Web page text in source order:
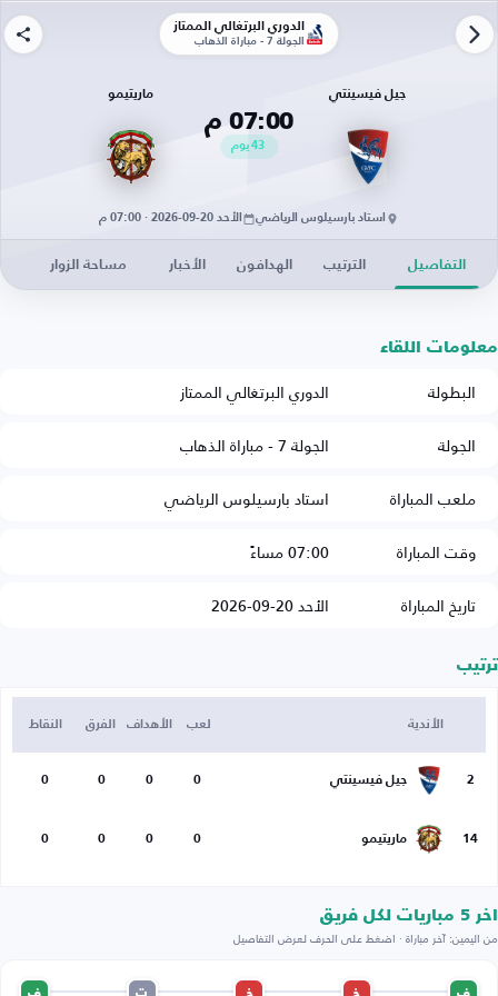
الدوري البرتغالي الممتاز
الجولة 7 - مباراة الذهاب
جيل فيسينتي
07:00 م
43يوم
ماريتيمو
استاد بارسيلوس الرياضي الأحد 20-09-2026 · 07:00 م
التفاصيل الترتيب الهدافون الأخبار مساحة الزوار
معلومات اللقاء
البطولة
الدوري البرتغالي الممتاز
الجولة
الجولة 7 - مباراة الذهاب
ملعب المباراة
استاد بارسيلوس الرياضي
وقت المباراة
07:00 مساءً
تاريخ المباراة
الأحد 20-09-2026
ترتيب
الأندية لعب الأهداف الفرق النقاط
2 جيل فيسينتي 0
0
0
0
14 ماريتيمو 0
0
0
0
اخر 5 مباريات لكل فريق
من اليمين: آخر مباراة · اضغط على الحرف لعرض التفاصيل